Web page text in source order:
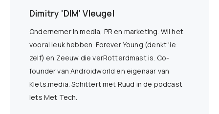
Dimitry 'DIM' Vleugel
Ondernemer in media, PR en marketing. Wil het
vooral leuk hebben. Forever Young (denkt 'ie
zelf) en Zeeuw die verRotterdmast is. Co-
founder van Androidworld en eigenaar van
Klets.media. Schittert met Ruud in de podcast
Iets Met Tech.